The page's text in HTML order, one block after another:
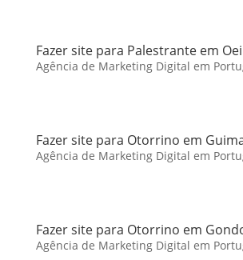
Fazer site para Palestrante em
Agência de Marketing Digital em
Fazer site para Otorrino em
Agência de Marketing Digital em
Fazer site para Otorrino em
Agência de Marketing Digital em